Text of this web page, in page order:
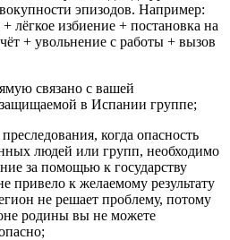
эпизодов. Например:
лёгкое избиение + постановка на
+ увольнение с работы + вызов
связано с вашей
в Испании группе;
когда опасность
людей или групп, необходимо
за помощью к государству
привело к желаемому результату
не решает проблему, потому
родины вы не можете